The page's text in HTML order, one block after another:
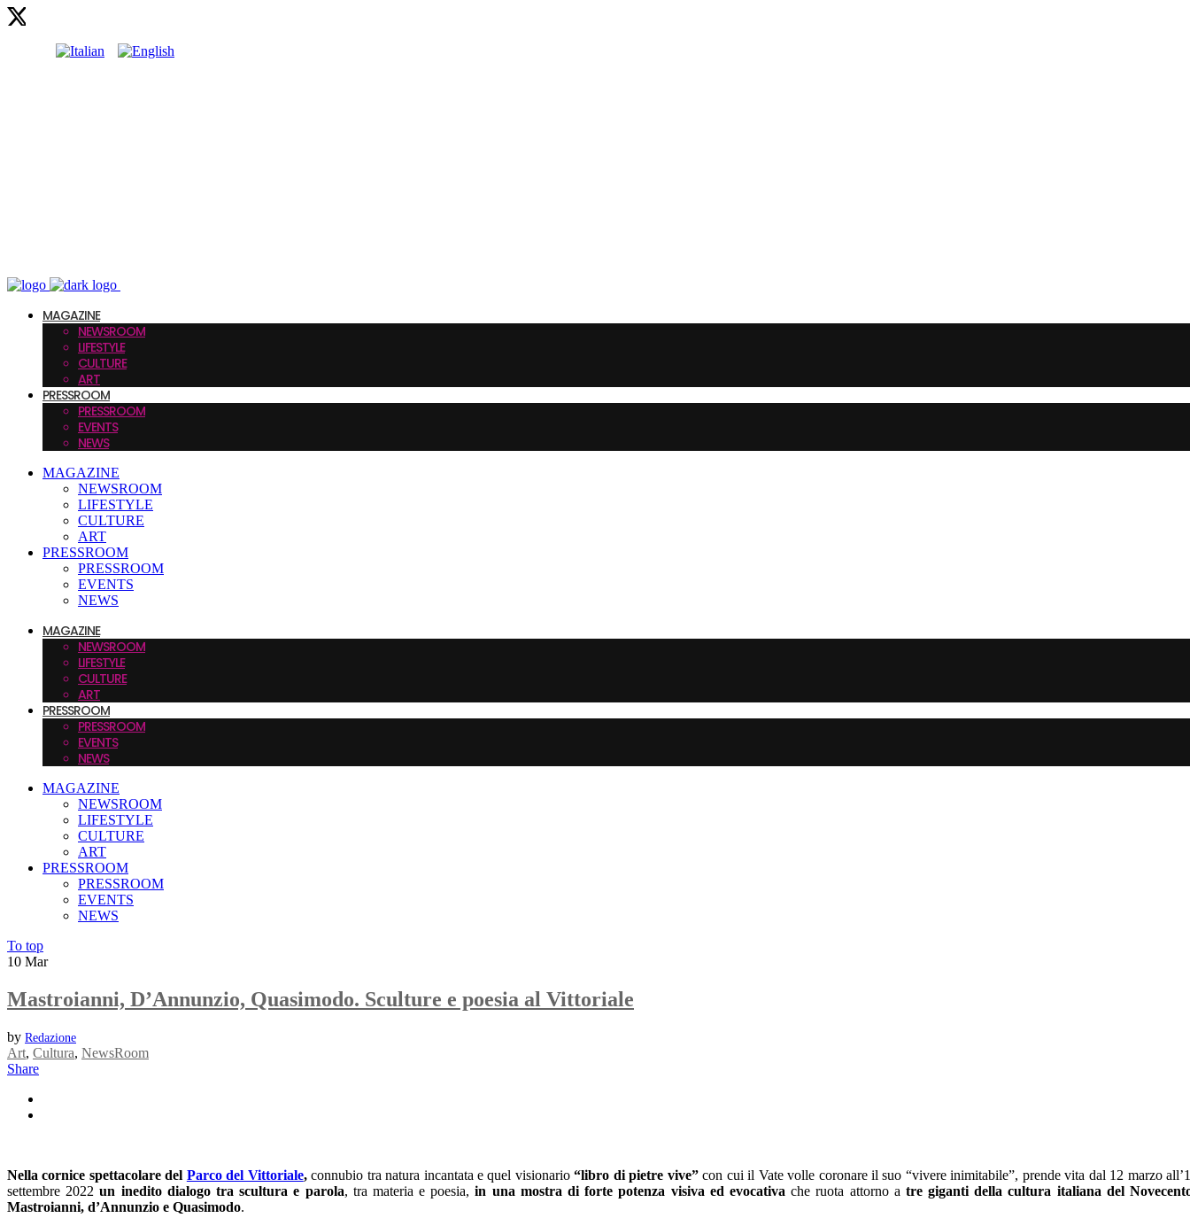
MAGAZINE
NEWSROOM
LIFESTYLE
CULTURE
ART
PRESSROOM
PRESSROOM
EVENTS
NEWS
MAGAZINE
NEWSROOM
LIFESTYLE
CULTURE
ART
PRESSROOM
PRESSROOM
EVENTS
NEWS
MAGAZINE
NEWSROOM
LIFESTYLE
CULTURE
ART
PRESSROOM
PRESSROOM
EVENTS
NEWS
MAGAZINE
NEWSROOM
LIFESTYLE
CULTURE
ART
PRESSROOM
PRESSROOM
EVENTS
NEWS
To top
10 Mar
Mastroianni, D’Annunzio, Quasimodo. Sculture e poesia al Vittoriale
by Redazione
Art, Cultura, NewsRoom
Share
Nella cornice spettacolare del Parco del Vittoriale,connubio tra natura incantata e quel visionario“libro di pietre vive”con cui il Vate volle coronare il suo “vivere inimitabile”, prende vita dal 12 marzo
settembre 2022un inedito dialogo tra scultura e parola, tra materia e poesia,in una mostra di forte potenza visiva ed evocativache ruota attorno a tre giganti della cultura italiana del
Mastroianni, d’Annunzio e Quasimodo.